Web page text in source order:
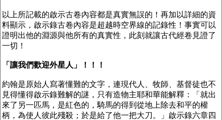
以上所記載的啟示古卷內容都是真實無誤的！再加以詳細的資
料顯示，啟示錄古卷內容是超越時空界線的記錄性！事實可以
證明出他的淵源與他所有的真實性，此刻就讓古代經卷見證了
一切！
「讓我們歡迎外星人」！！！
約翰是原始人寫著懂難的文字，連現代人、牧師、基督徒也不
見得懂得啟示錄難解的謎，只有造物主耶和華能解釋：「就出
來了另一匹馬，是紅色的，騎馬的得到從地上除去和平的權
柄，為使人彼此殘殺；於是給了他一把大刀。」啟示錄六章四